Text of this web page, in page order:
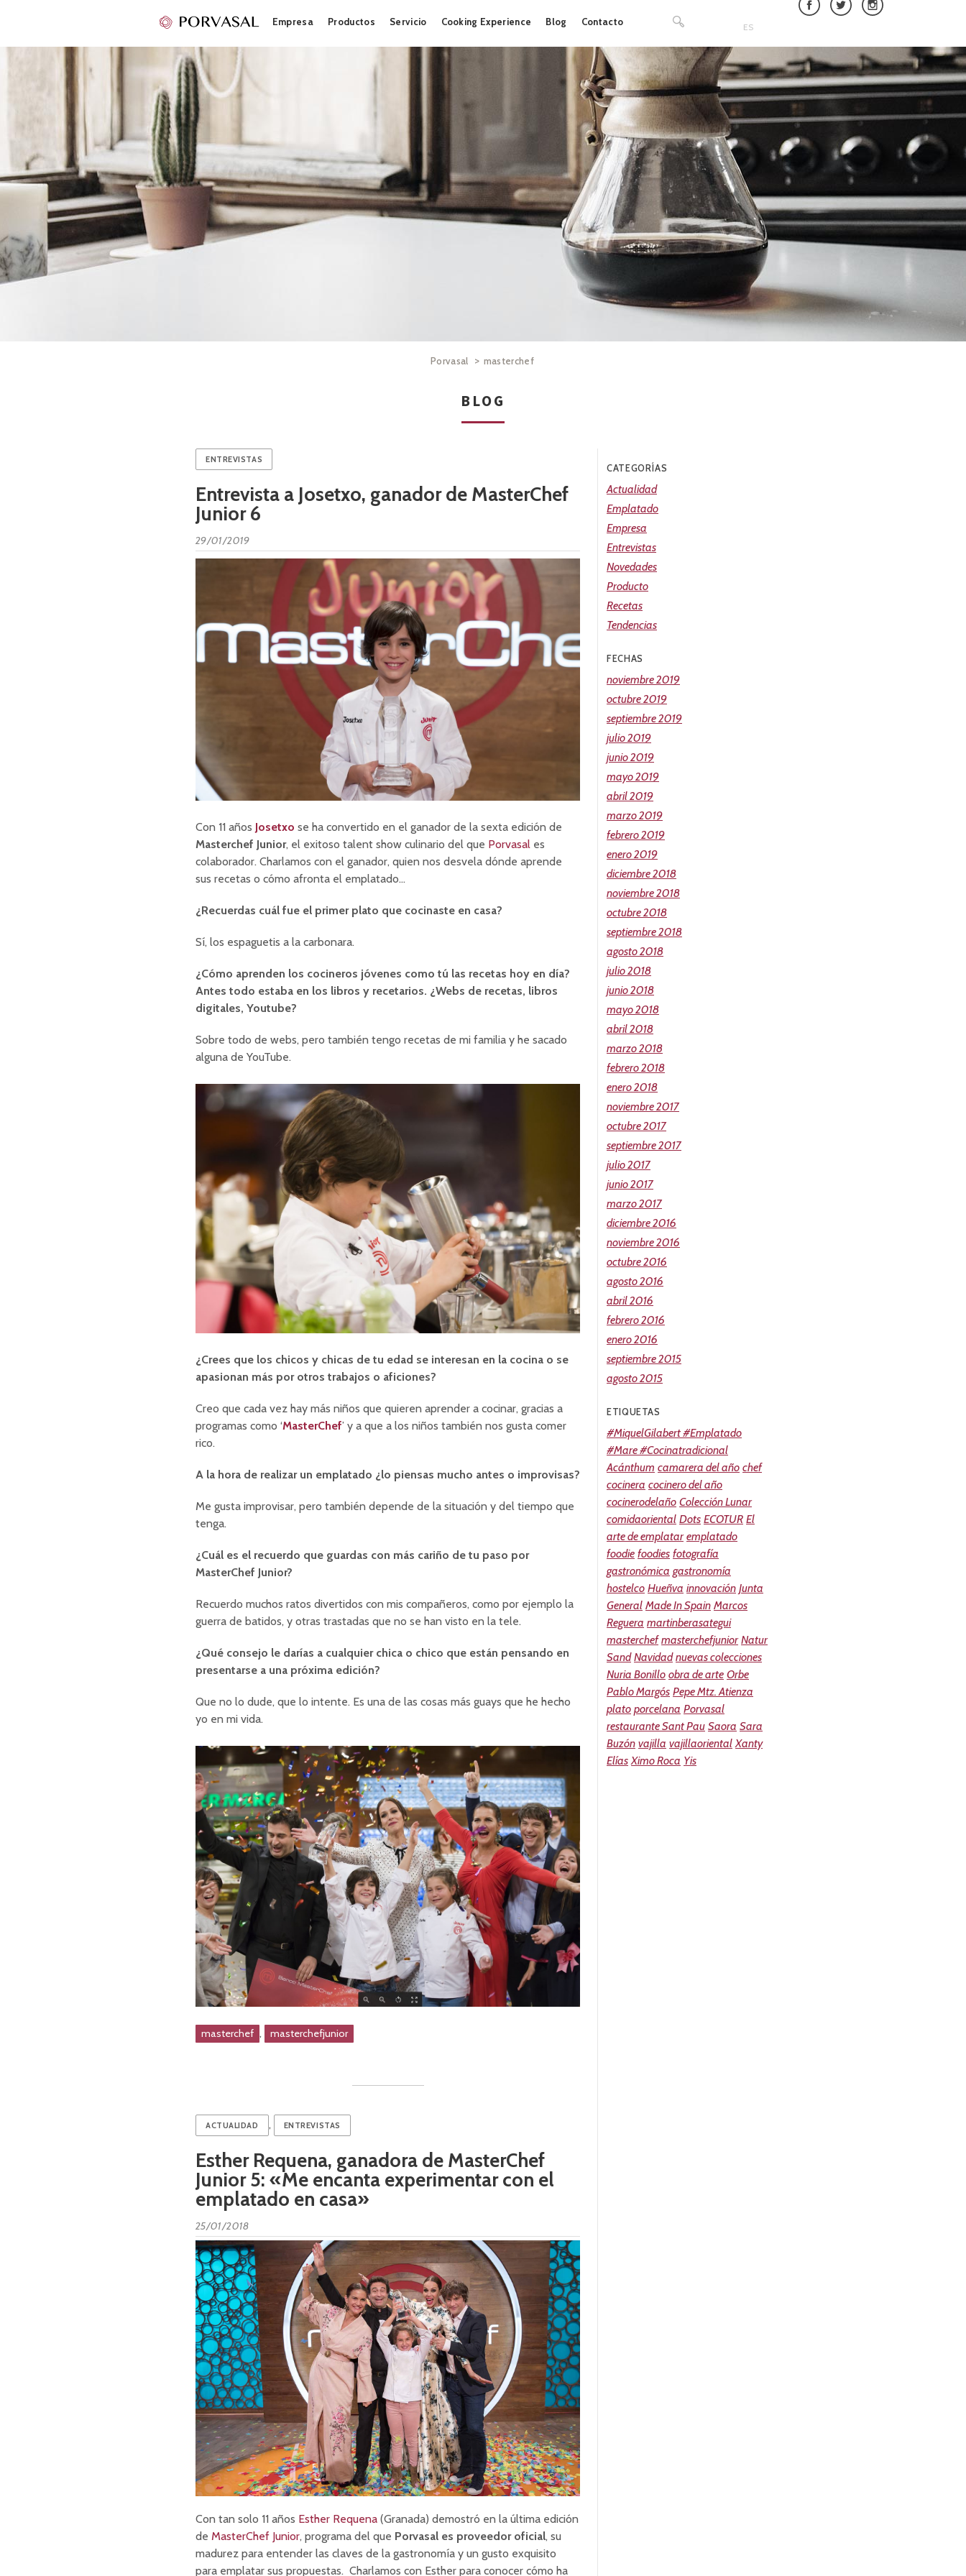
to
Empresa Productos Servicio Cooking Experience Blog Contacto ES
Porvasal > masterchef
BLOG
ENTREVISTAS
Entrevista a Josetxo, ganador de MasterChef
Junior 6
29/01/2019
Con 11 años Josetxo se ha convertido en el ganador de la sexta edición de
Masterchef Junior, el exitoso talent show culinario del que Porvasal es
colaborador. Charlamos con el ganador, quien nos desvela dónde aprende
sus recetas o cómo afronta el emplatado…
¿Recuerdas cuál fue el primer plato que cocinaste en casa?
Sí, los espaguetis a la carbonara.
¿Cómo aprenden los cocineros jóvenes como tú las recetas hoy en día?
Antes todo estaba en los libros y recetarios. ¿Webs de recetas, libros
digitales, Youtube?
Sobre todo de webs, pero también tengo recetas de mi familia y he sacado
alguna de YouTube.
¿Crees que los chicos y chicas de tu edad se interesan en la cocina o se
apasionan más por otros trabajos o aficiones?
Creo que cada vez hay más niños que quieren aprender a cocinar, gracias a
programas como ‘MasterChef’ y a que a los niños también nos gusta comer
rico.
A la hora de realizar un emplatado ¿lo piensas mucho antes o improvisas?
Me gusta improvisar, pero también depende de la situación y del tiempo que
tenga.
¿Cuál es el recuerdo que guardas con más cariño de tu paso por
MasterChef Junior?
Recuerdo muchos ratos divertidos con mis compañeros, como por ejemplo la
guerra de batidos, y otras trastadas que no se han visto en la tele.
¿Qué consejo le darías a cualquier chica o chico que están pensando en
presentarse a una próxima edición?
Que no lo dude, que lo intente. Es una de las cosas más guays que he hecho
yo en mi vida.
masterchef , masterchefjunior
ACTUALIDAD , ENTREVISTAS
Esther Requena, ganadora de MasterChef
Junior 5: «Me encanta experimentar con el
emplatado en casa»
25/01/2018
Con tan solo 11 años Esther Requena (Granada) demostró en la última edición
de MasterChef Junior, programa del que Porvasal es proveedor oficial, su
madurez para entender las claves de la gastronomía y un gusto exquisito
para emplatar sus propuestas. Charlamos con Esther para conocer cómo ha
CATEGORÍAS
Actualidad
Emplatado
Empresa
Entrevistas
Novedades
Producto
Recetas
Tendencias
FECHAS
noviembre 2019
octubre 2019
septiembre 2019
julio 2019
junio 2019
mayo 2019
abril 2019
marzo 2019
febrero 2019
enero 2019
diciembre 2018
noviembre 2018
octubre 2018
septiembre 2018
agosto 2018
julio 2018
junio 2018
mayo 2018
abril 2018
marzo 2018
febrero 2018
enero 2018
noviembre 2017
octubre 2017
septiembre 2017
julio 2017
junio 2017
marzo 2017
diciembre 2016
noviembre 2016
octubre 2016
agosto 2016
abril 2016
febrero 2016
enero 2016
septiembre 2015
agosto 2015
ETIQUETAS
#MiquelGilabert #Emplatado
#Mare #Cocinatradicional
Acánthum camarera del año chef
cocinera cocinero del año
cocinerodelaño Colección Lunar
comidaoriental Dots ECOTUR El
arte de emplatar emplatado
foodie foodies fotografía
gastronómica gastronomía
hostelco Hueñva innovación Junta
General Made In Spain Marcos
Reguera martinberasategui
masterchef masterchefjunior Natur
Sand Navidad nuevas colecciones
Nuria Bonillo obra de arte Orbe
Pablo Margós Pepe Mtz. Atienza
plato porcelana Porvasal
restaurante Sant Pau Saora Sara
Buzón vajilla vajillaoriental Xanty
Elías Ximo Roca Yis